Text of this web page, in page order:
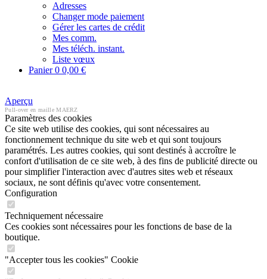
Adresses
Changer mode paiement
Gérer les cartes de crédit
Mes comm.
Mes téléch. instant.
Liste vœux
Panier0 0,00 €
Aperçu
Pull-over en maille MAERZ
Paramètres des cookies
Ce site web utilise des cookies, qui sont nécessaires au
fonctionnement technique du site web et qui sont toujours
paramétrés. Les autres cookies, qui sont destinés à accroître le
confort d'utilisation de ce site web, à des fins de publicité directe ou
pour simplifier l'interaction avec d'autres sites web et réseaux
sociaux, ne sont définis qu'avec votre consentement.
Configuration
Techniquement nécessaire
Ces cookies sont nécessaires pour les fonctions de base de la
boutique.
"Accepter tous les cookies" Cookie